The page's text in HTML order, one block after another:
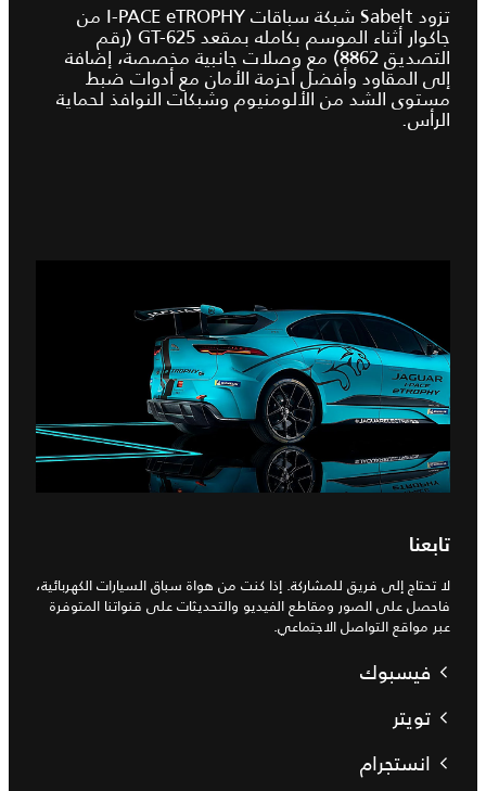
تزود Sabelt شبكة سباقات I‑PACE eTROPHY من
جاكوار أثناء الموسم بكامله بمقعد GT-625 (رقم
التصديق 8862) مع وصلات جانبية مخصصة، إضافة
إلى المقاود وأفضل أحزمة الأمان مع أدوات ضبط
مستوى الشد من الألومنيوم وشبكات النوافذ لحماية
الرأس.
تابعنا
لا تحتاج إلى فريق للمشاركة. إذا كنت من هواة سباق السيارات الكهربائية،
فاحصل على الصور ومقاطع الفيديو والتحديثات على قنواتنا المتوفرة
عبر مواقع التواصل الاجتماعي.
فيسبوك
تويتر
انستجرام